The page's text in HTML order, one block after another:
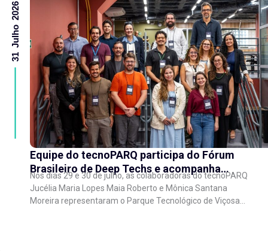
Equipe do tecnoPARQ participa do Fórum
Brasileiro de Deep Techs e acompanha
debates sobre políticas para inovação
científica
Nos dias 29 e 30 de julho, as colaboradoras do tecnoPARQ
Jucélia Maria Lopes Maia Roberto e Mônica Santana
Moreira representaram o Parque Tecnológico de Viçosa
31 Julho 2026